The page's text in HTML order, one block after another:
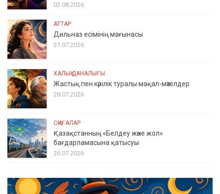
02.08.2026
АТТАР
Дильназ есімінің мағынасы
31.07.2026
ХАЛЫҚ ДАНАЛЫҒЫ
Жастық пен кәрілік туралы мақал-мәтелдер
28.07.2026
ОҚИҒАЛАР
Қазақстанның «Белдеу және жол»
бағдарламасына қатысуы
26.07.2026